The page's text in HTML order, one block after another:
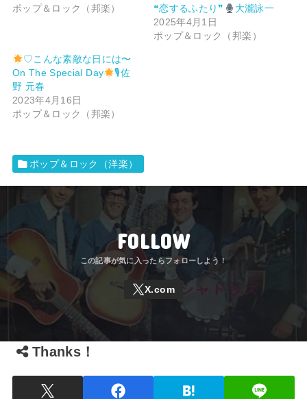
ポップ＆ロック（邦楽）
❝恋するふたり❞
大瀧詠一
2025年4月1日
ポップ＆ロック（邦楽）
♡こんな素敵な日には〜
On The Special Day
🎙佐
野 元春
2023年4月16日
ポップ＆ロック（邦楽）
ポップ＆ロック（洋楽）
FOLLOW
Thanks！